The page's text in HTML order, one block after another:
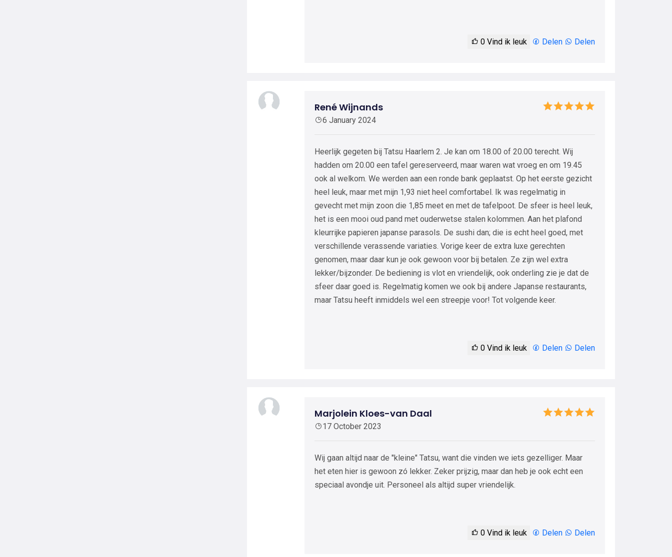
0 Vind ik leuk Delen Delen
René Wijnands
6 January 2024
Heerlijk gegeten bij Tatsu Haarlem 2. Je kan om 18.00 of 20.00 terecht. Wij
hadden om 20.00 een tafel gereserveerd, maar waren wat vroeg en om 19.45
ook al welkom. We werden aan een ronde bank geplaatst. Op het eerste gezicht
heel leuk, maar met mijn 1,93 niet heel comfortabel. Ik was regelmatig in
gevecht met mijn zoon die 1,85 meet en met de tafelpoot. De sfeer is heel leuk,
het is een mooi oud pand met ouderwetse stalen kolommen. Aan het plafond
kleurrijke papieren japanse parasols. De sushi dan; die is echt heel goed, met
verschillende verassende variaties. Vorige keer de extra luxe gerechten
genomen, maar daar kun je ook gewoon voor bij betalen. Ze zijn wel extra
lekker/bijzonder. De bediening is vlot en vriendelijk, ook onderling zie je dat de
sfeer daar goed is. Regelmatig komen we ook bij andere Japanse restaurants,
maar Tatsu heeft inmiddels wel een streepje voor! Tot volgende keer.
0 Vind ik leuk Delen Delen
Marjolein Kloes-van Daal
17 October 2023
Wij gaan altijd naar de "kleine" Tatsu, want die vinden we iets gezelliger. Maar
het eten hier is gewoon zó lekker. Zeker prijzig, maar dan heb je ook echt een
speciaal avondje uit. Personeel als altijd super vriendelijk.
0 Vind ik leuk Delen Delen